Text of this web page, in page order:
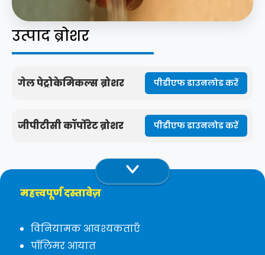
उत्पाद ब्रोशर
गेल पेट्रोकेमिकल्स ब्रोशर पीडीएफ डाउनलोड करें
जीपीटीसी कॉर्पोरेट ब्रोशर पीडीएफ डाउनलोड करें
महत्त्वपूर्ण दस्तावेज़
विनियामक आवश्यकताएँ
पॉलिमर आयात